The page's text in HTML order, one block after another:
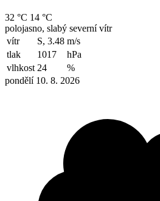
32 °C 14 °C
polojasno, slabý severní vítr
vítr
S, 3.48 m/s
tlak
1017
hPa
vlhkost 24
%
pondělí 10. 8. 2026